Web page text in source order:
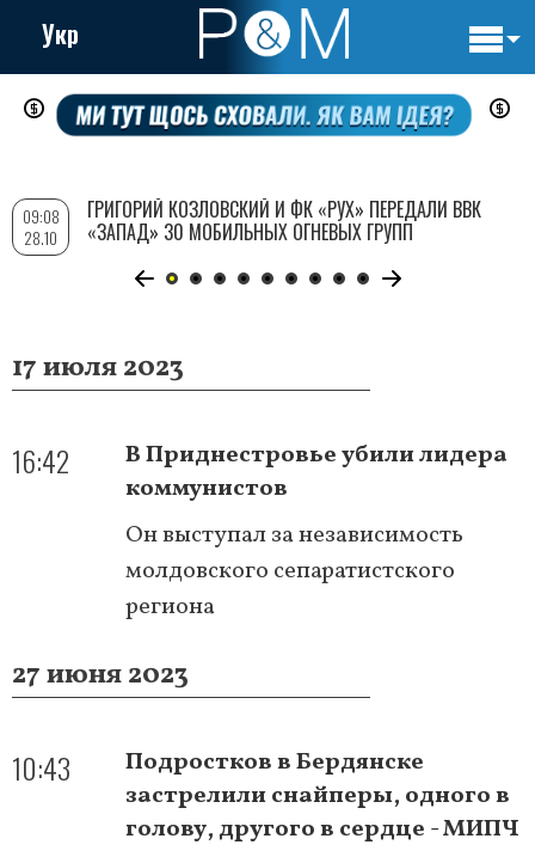
Перейти
содержанию
Укр
17 июля 2023
16:42
В Приднестровье убили лидера
коммунистов
Он выступал за независимость
молдовского сепаратистского
региона
27 июня 2023
10:43
Подростков в Бердянске
застрелили снайперы, одного в
голову, другого в сердце - МИПЧ
09:08
28.10
ГРИГОРИЙ КОЗЛОВСКИЙ И ФК «РУХ» ПЕРЕДАЛИ ВВК
«ЗАПАД» 30 МОБИЛЬНЫХ ОГНЕВЫХ ГРУПП